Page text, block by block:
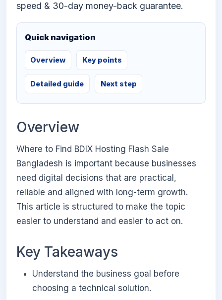
speed & 30-day money-back guarantee.
Quick navigation
Overview Key points
Detailed guide Next step
Overview
Where to Find BDIX Hosting Flash Sale
Bangladesh is important because businesses
need digital decisions that are practical,
reliable and aligned with long-term growth.
This article is structured to make the topic
easier to understand and easier to act on.
Key Takeaways
Understand the business goal before
choosing a technical solution.